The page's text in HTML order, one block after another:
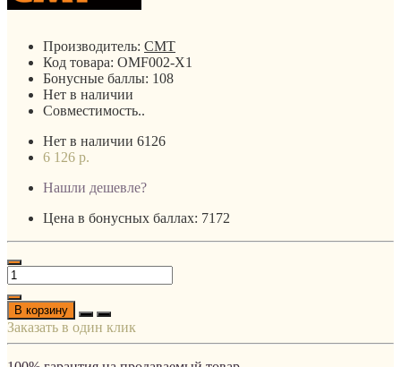
Производитель: CMT
Код товара: OMF002-X1
Бонусные баллы: 108
Нет в наличии
Совместимость..
Нет в наличии 6126
6 126 р.
Нашли дешевле?
Цена в бонусных баллах: 7172
В корзину
Заказать в один клик